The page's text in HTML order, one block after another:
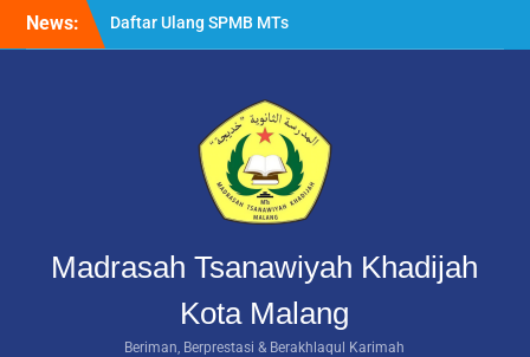
News:
Khadijah Malang Tahun
Rangkuman MATAMUDA
2026: Enam Hari Penuh
Makna Menyambut Siswa
Baru MTs Khadijah Malang
Madrasah Tsanawiyah Khadijah
Kota Malang
Beriman, Berprestasi & Berakhlaqul Karimah